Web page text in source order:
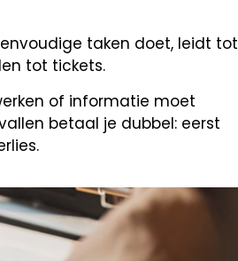
taken doet, leidt tot
tot tickets.
of informatie moet
betaal je dubbel: eerst